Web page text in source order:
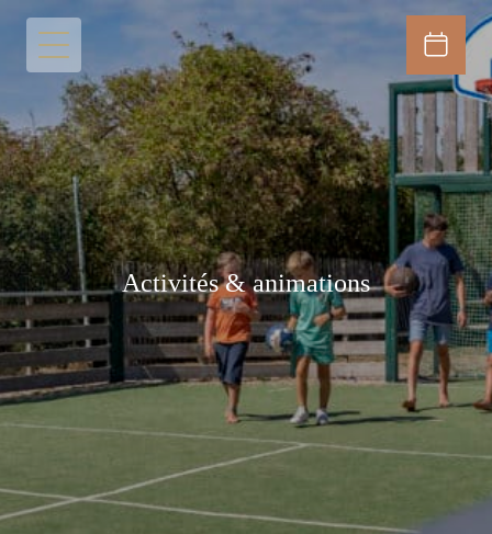
Activités & animations